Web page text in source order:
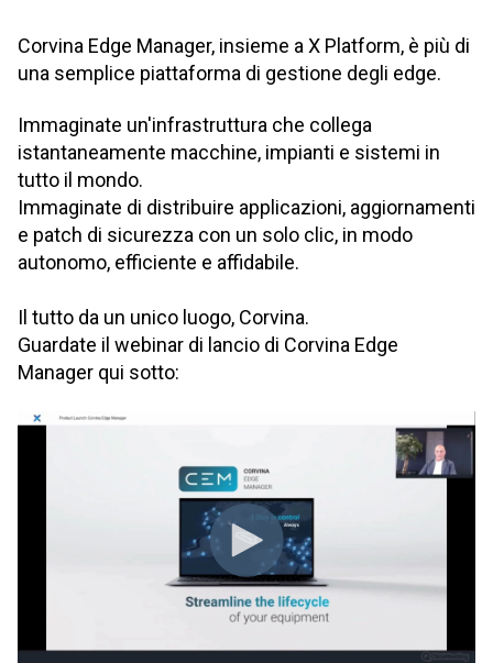
Corvina Edge Manager, insieme a X Platform, è più di
una semplice piattaforma di gestione degli edge.
Immaginate un'infrastruttura che collega
istantaneamente macchine, impianti e sistemi in
tutto il mondo.
Immaginate di distribuire applicazioni, aggiornamenti
e patch di sicurezza con un solo clic, in modo
autonomo, efficiente e affidabile.
Il tutto da un unico luogo, Corvina.
Guardate il webinar di lancio di Corvina Edge
Manager qui sotto: